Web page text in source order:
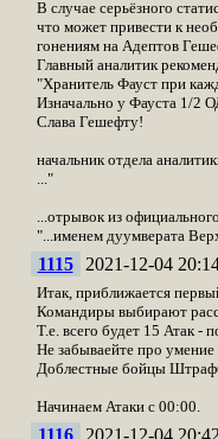
В случае серьёзного
что может привести к
гонениям на Адептов
Главный аналитик
"Хранитель Фауст при
Изначально у Фауста 1/2
Слава Гешефту!
начальник отдела
..."
...отрывок из
"...именем дуумверата
1115 2021-12-04
Итак, приближается
Командиры выбирают
Т.е. всего будет 15 Атак -
Не забываейте про
Доблестные бойцы
Начинаем Атаки с 00:00.
1116 2021-12-04